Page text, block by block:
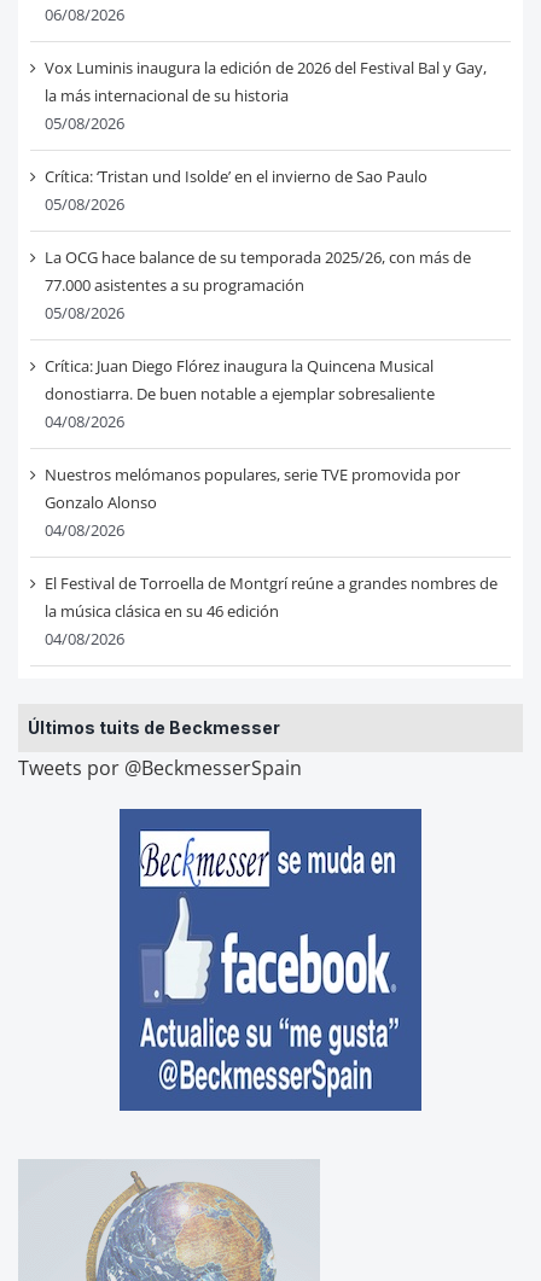
06/08/2026
Vox Luminis inaugura la edición de 2026 del Festival Bal y Gay,
la más internacional de su historia
05/08/2026
Crítica: ‘Tristan und Isolde’ en el invierno de Sao Paulo
05/08/2026
La OCG hace balance de su temporada 2025/26, con más de
77.000 asistentes a su programación
05/08/2026
Crítica: Juan Diego Flórez inaugura la Quincena Musical
donostiarra. De buen notable a ejemplar sobresaliente
04/08/2026
Nuestros melómanos populares, serie TVE promovida por
Gonzalo Alonso
04/08/2026
El Festival de Torroella de Montgrí reúne a grandes nombres de
la música clásica en su 46 edición
04/08/2026
Últimos tuits de Beckmesser
Tweets por @BeckmesserSpain